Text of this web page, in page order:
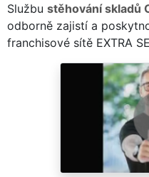
Službu stěhování skladů
odborně zajistí a
franchisové sítě EXTRA